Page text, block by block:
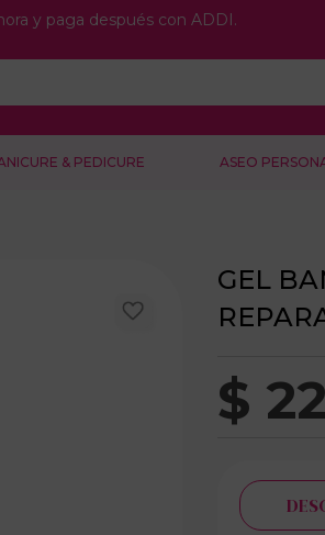
y paga después con ADDI.
& PEDICURE ASEO
GEL
$ 22